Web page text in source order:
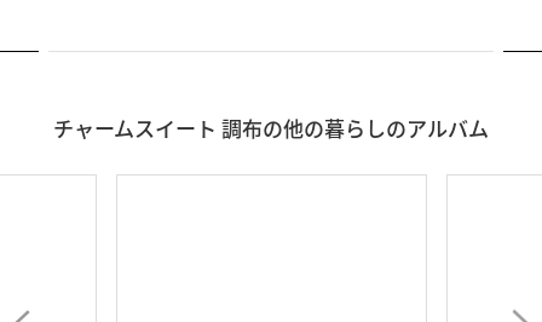
チャームスイート 調布の他の暮らしのアルバム